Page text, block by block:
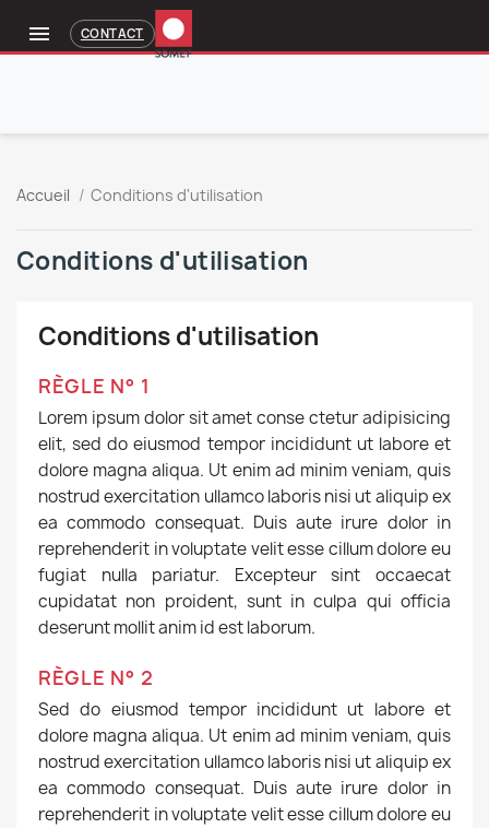
 CONTACT
Accueil Conditions d'utilisation
Conditions d'utilisation
Conditions d'utilisation
RÈGLE N° 1
Lorem ipsum dolor sit amet conse ctetur adipisicing
elit, sed do eiusmod tempor incididunt ut labore et
dolore magna aliqua. Ut enim ad minim veniam, quis
nostrud exercitation ullamco laboris nisi ut aliquip ex
ea commodo consequat. Duis aute irure dolor in
reprehenderit in voluptate velit esse cillum dolore eu
fugiat nulla pariatur. Excepteur sint occaecat
cupidatat non proident, sunt in culpa qui officia
deserunt mollit anim id est laborum.
RÈGLE N° 2
Sed do eiusmod tempor incididunt ut labore et
dolore magna aliqua. Ut enim ad minim veniam, quis
nostrud exercitation ullamco laboris nisi ut aliquip ex
ea commodo consequat. Duis aute irure dolor in
reprehenderit in voluptate velit esse cillum dolore eu